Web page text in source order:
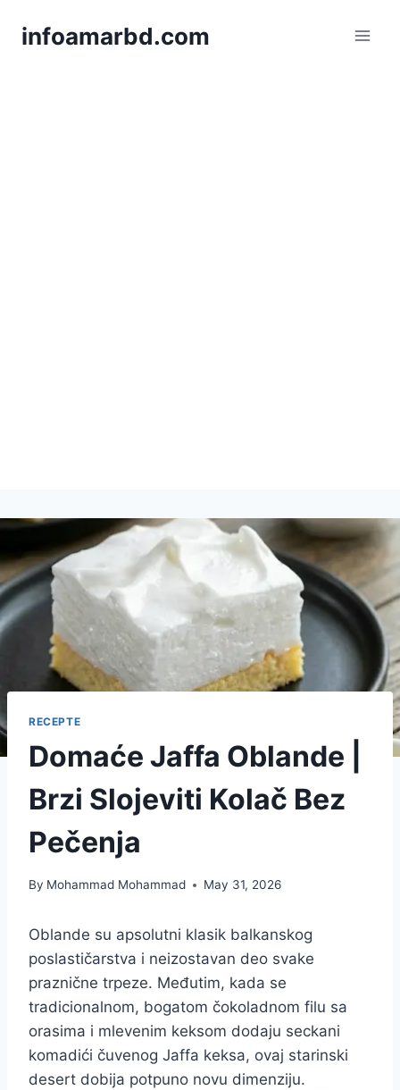
infoamarbd.com
RECEPTE
Domaće Jaffa Oblande |
Brzi Slojeviti Kolač Bez
Pečenja
By Mohammad Mohammad May 31, 2026
Oblande su apsolutni klasik balkanskog
poslastičarstva i neizostavan deo svake
praznične trpeze. Međutim, kada se
tradicionalnom, bogatom čokoladnom filu sa
orasima i mlevenim keksom dodaju seckani
komadići čuvenog Jaffa keksa, ovaj starinski
desert dobija potpuno novu dimenziju.